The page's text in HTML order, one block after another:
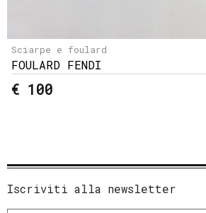
Sciarpe e foulard
FOULARD FENDI
€ 100
Iscriviti alla newsletter